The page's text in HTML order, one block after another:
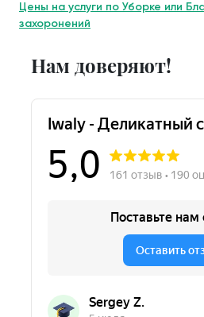
Цены на услуги по Уборке или
захоронений
Нам доверяют!